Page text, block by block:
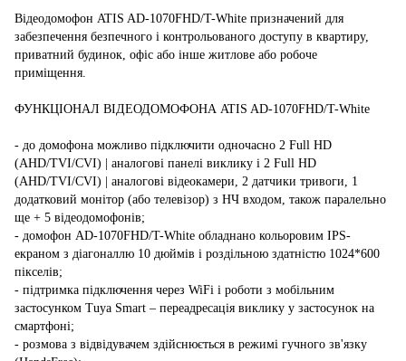
Відеодомофон ATIS AD-1070FHD/T-White призначений для
забезпечення безпечного і контрольованого доступу в квартиру,
приватний будинок, офіс або інше житлове або робоче
приміщення.
ФУНКЦІОНАЛ ВІДЕОДОМОФОНА ATIS AD-1070FHD/T-White
- до домофона можливо підключити одночасно 2 Full HD
(AHD/TVI/CVI) | аналогові панелі виклику і 2 Full HD
(AHD/TVI/CVI) | аналогові відеокамери, 2 датчики тривоги, 1
додатковий монітор (або телевізор) з НЧ входом, також паралельно
ще + 5 відеодомофонів;
- домофон AD-1070FHD/T-White обладнано кольоровим IPS-
екраном з діагоналлю 10 дюймів і роздільною здатністю 1024*600
пікселів;
- підтримка підключення через WiFi і роботи з мобільним
застосунком Tuya Smart – переадресація виклику у застосунок на
смартфоні;
- розмова з відвідувачем здійснюється в режимі гучного зв'язку